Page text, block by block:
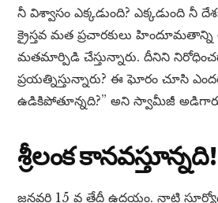
నీ విశ్వాసం ఎక్కడుంది? ఎక్కడుంది నీ
క్రైస్తవ మత ప్రచారకులు
మతమార్పిడి చేస్తున్నారు. దీనిని
ప్రయత్నిస్తున్నారు? ఈ ఘోరం చూసి ఎందరి
ఉడికిపోతూన్నది?” అని స్వామీజీ
శ్రీలంక కానవస్తూన్నది!
జనవరి 15 వ తేదీ ఉదయం. నాటి